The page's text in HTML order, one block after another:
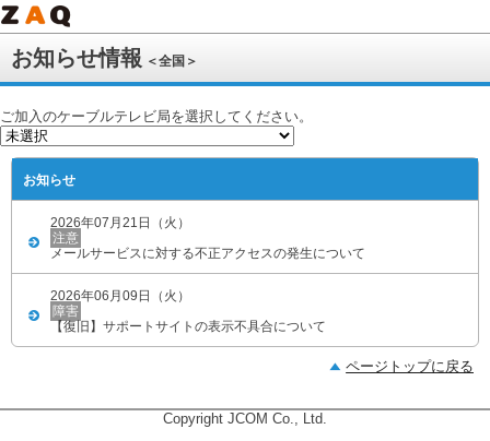
お知らせ情報 ＜全国＞
ご加入のケーブルテレビ局を選択してください。
お知らせ
2026年07月21日（火）
注意
メールサービスに対する不正アクセスの発生について
2026年06月09日（火）
障害
【復旧】サポートサイトの表示不具合について
ページトップに戻る
Copyright JCOM Co., Ltd.